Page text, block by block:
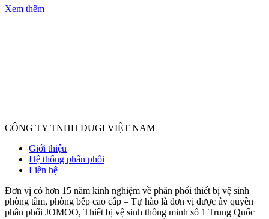
Xem thêm
CÔNG TY TNHH DUGI VIỆT NAM
Giới thiệu
Hệ thống phân phối
Liên hệ
Đơn vị có hơn 15 năm kinh nghiệm về phân phối thiết bị vệ sinh
phòng tắm, phòng bếp cao cấp – Tự hào là đơn vị được ủy quyền
phân phối JOMOO, Thiết bị vệ sinh thông minh số 1 Trung Quốc